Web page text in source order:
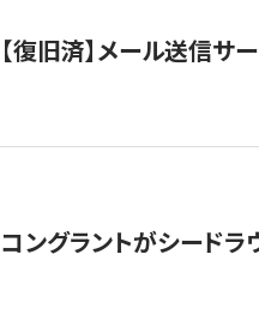
【復旧済】メール送信
コングラントがシード